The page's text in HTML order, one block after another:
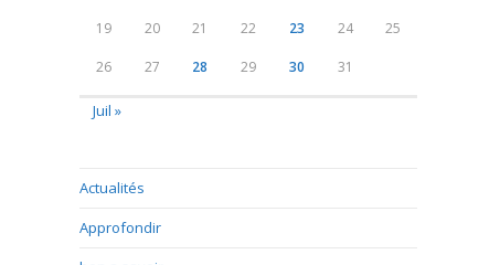
19 20 21 22 23 24 25
26 27 28 29 30 31
Juil »
Actualités
Approfondir